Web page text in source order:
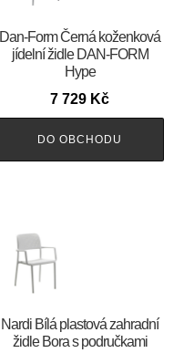
​​​​​Dan-Form Černá koženková
jídelní židle DAN-FORM
Hype
7 729 Kč
DO OBCHODU
Nardi Bílá plastová zahradní
židle Bora s područkami